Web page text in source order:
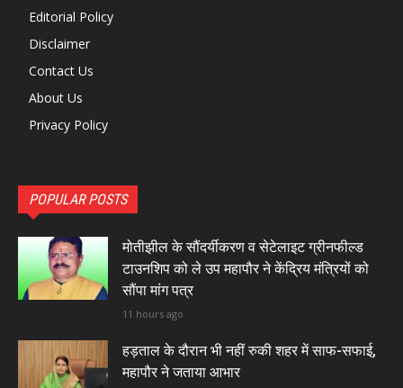
Editorial Policy
Disclaimer
Contact Us
About Us
Privacy Policy
POPULAR POSTS
मोतीझील के सौंदर्यीकरण व सेटेलाइट ग्रीनफील्ड
टाउनशिप को ले उप महापौर ने केंद्रिय मंत्रियों को
सौंपा मांग पत्र
11 hours ago
हड़ताल के दौरान भी नहीं रुकी शहर में साफ-सफाई,
महापौर ने जताया आभार